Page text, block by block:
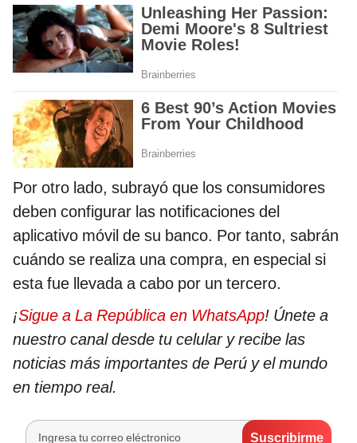
Por otro lado, subrayó que los consumidores
deben configurar las notificaciones del
aplicativo móvil de su banco. Por tanto, sabrán
cuándo se realiza una compra, en especial si
esta fue llevada a cabo por un tercero.
¡Sigue a La República en WhatsApp! Únete a
nuestro canal desde tu celular y recibe las
noticias más importantes de Perú y el mundo
en tiempo real.